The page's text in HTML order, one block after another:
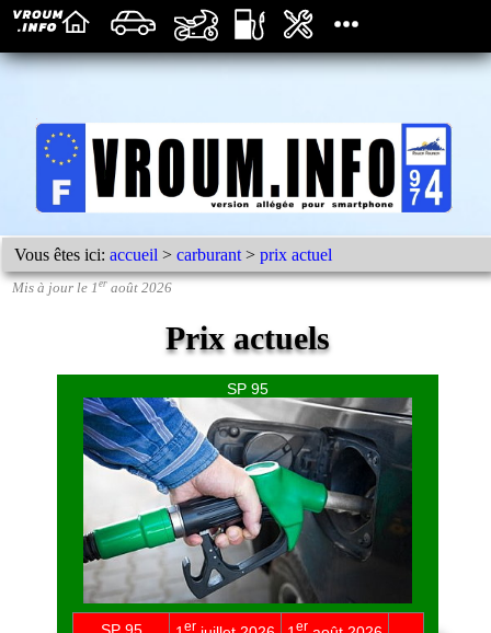
Vous êtes ici:accueil >carburant >prix actuel
Mis à jour le 1eraoût 2026
Prix actuels
SP 95
SP 95 er er